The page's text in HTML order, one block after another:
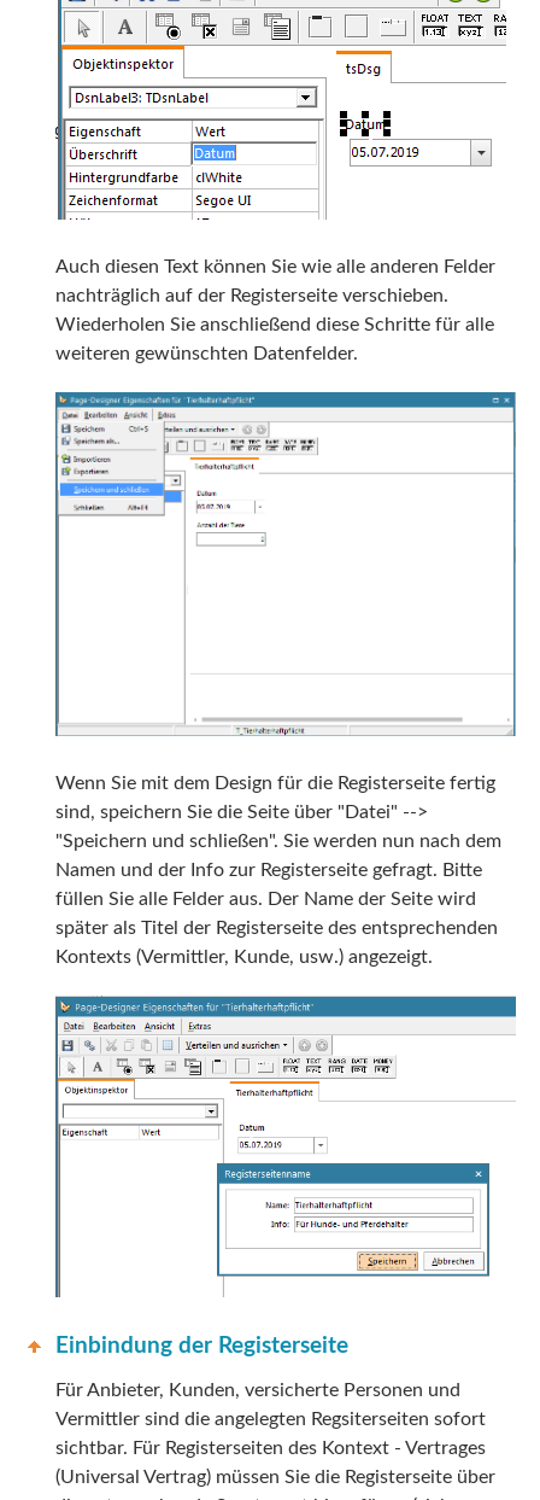
Auch diesen Text können Sie wie alle anderen Felder
nachträglich auf der Registerseite verschieben.
Wiederholen Sie anschließend diese Schritte für alle
weiteren gewünschten Datenfelder.
Wenn Sie mit dem Design für die Registerseite fertig
sind, speichern Sie die Seite über "Datei" -->
"Speichern und schließen". Sie werden nun nach dem
Namen und der Info zur Registerseite gefragt. Bitte
füllen Sie alle Felder aus. Der Name der Seite wird
später als Titel der Registerseite des entsprechenden
Kontexts (Vermittler, Kunde, usw.) angezeigt.
Einbindung der Registerseite
Für Anbieter, Kunden, versicherte Personen und
Vermittler sind die angelegten Regsiterseiten sofort
sichtbar. Für Registerseiten des Kontext - Vertrages
(Universal Vertrag) müssen Sie die Registerseite über